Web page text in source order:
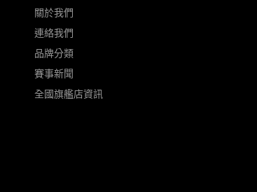
關於我們
連絡我們
品牌分類
賽事新聞
全國旗艦店資訊